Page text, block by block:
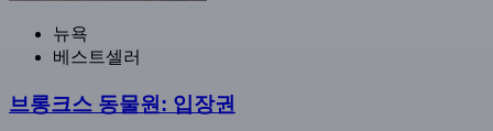
뉴욕
베스트셀러
브롱크스 동물원: 입장권